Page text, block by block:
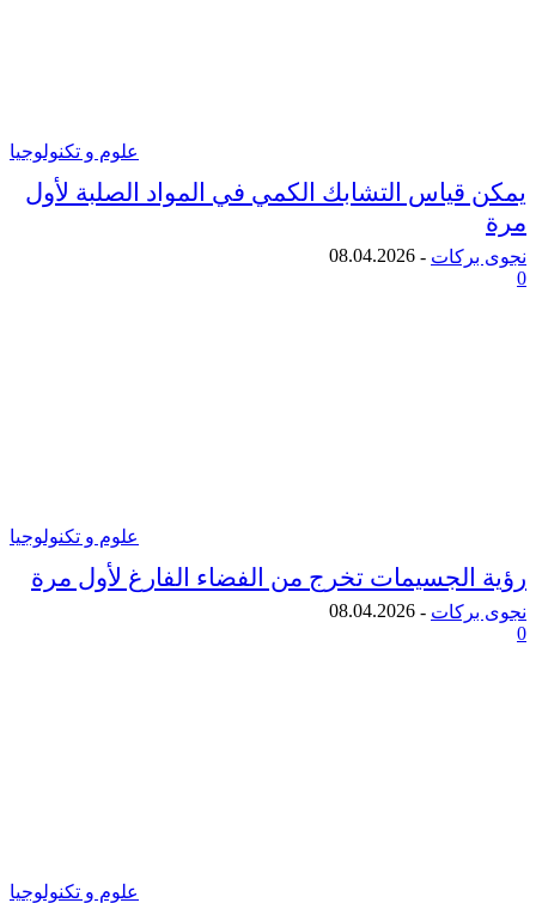
علوم و تكنولوجيا
التشابك الكمي في المواد الصلبة لأول
-
08.04.2026
علوم و تكنولوجيا
تخرج من الفضاء الفارغ لأول مرة
-
08.04.2026
علوم و تكنولوجيا